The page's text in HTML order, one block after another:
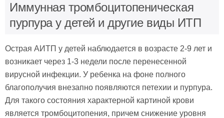
Иммунная тромбоцитопеническая
пурпура у детей и другие виды ИТП
Острая АИТП у детей наблюдается в возрасте 2-9 лет и
возникает через 1-3 недели после перенесенной
вирусной инфекции. У ребенка на фоне полного
благополучия внезапно появляются петехии и пурпура.
Для такого состояния характерной картиной крови
является тромбоцитопения, причем снижение уровня